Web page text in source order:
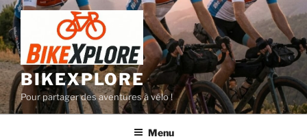
Aller
au
contenu
principal
BIKEXPLORE
Pour partager des aventures à vélo !
Menu